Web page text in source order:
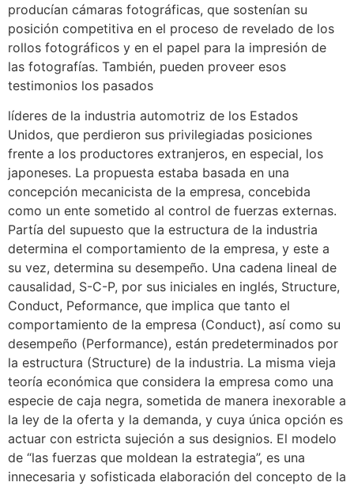
producían cámaras fotográficas, que sostenían su
posición competitiva en el proceso de revelado de los
rollos fotográficos y en el papel para la impresión de
las fotografías. También, pueden proveer esos
testimonios los pasados
líderes de la industria automotriz de los Estados
Unidos, que perdieron sus privilegiadas posiciones
frente a los productores extranjeros, en especial, los
japoneses. La propuesta estaba basada en una
concepción mecanicista de la empresa, concebida
como un ente sometido al control de fuerzas externas.
Partía del supuesto que la estructura de la industria
determina el comportamiento de la empresa, y este a
su vez, determina su desempeño. Una cadena lineal de
causalidad, S-C-P, por sus iniciales en inglés, Structure,
Conduct, Peformance, que implica que tanto el
comportamiento de la empresa (Conduct), así como su
desempeño (Performance), están predeterminados por
la estructura (Structure) de la industria. La misma vieja
teoría económica que considera la empresa como una
especie de caja negra, sometida de manera inexorable a
la ley de la oferta y la demanda, y cuya única opción es
actuar con estricta sujeción a sus designios. El modelo
de “las fuerzas que moldean la estrategia”, es una
innecesaria y sofisticada elaboración del concepto de la